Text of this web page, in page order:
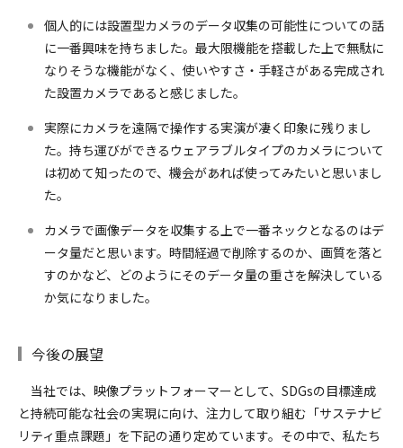
個人的には設置型カメラのデータ収集の可能性についての話
に一番興味を持ちました。最大限機能を搭載した上で無駄に
なりそうな機能がなく、使いやすさ・手軽さがある完成され
た設置カメラであると感じました。
実際にカメラを遠隔で操作する実演が凄く印象に残りまし
た。持ち運びができるウェアラブルタイプのカメラについて
は初めて知ったので、機会があれば使ってみたいと思いまし
た。
カメラで画像データを収集する上で一番ネックとなるのはデ
ータ量だと思います。時間経過で削除するのか、画質を落と
すのかなど、どのようにそのデータ量の重さを解決している
か気になりました。
今後の展望
当社では、映像プラットフォーマーとして、SDGsの目標達成
と持続可能な社会の実現に向け、注力して取り組む「サステナビ
リティ重点課題」を下記の通り定めています。その中で、私たち